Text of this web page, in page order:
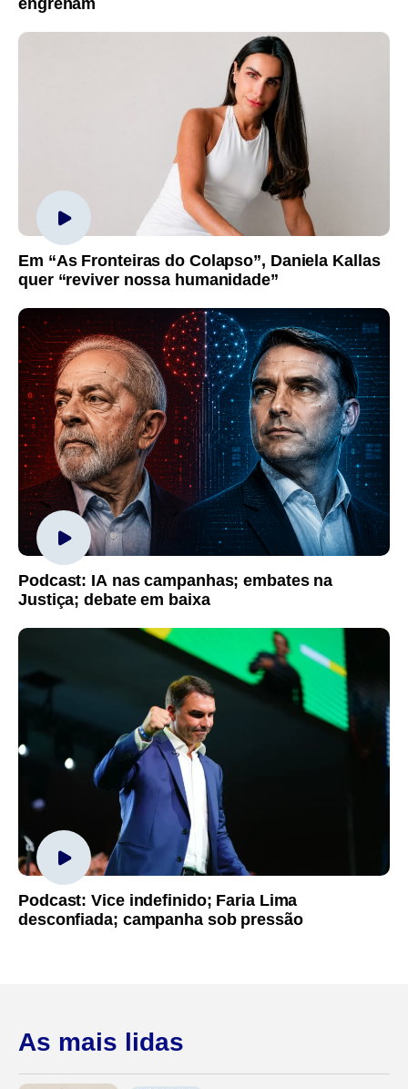
engrenam
Em “As Fronteiras do Colapso”, Daniela Kallas
quer “reviver nossa humanidade”
Podcast: IA nas campanhas; embates na
Justiça; debate em baixa
Podcast: Vice indefinido; Faria Lima
desconfiada; campanha sob pressão
As mais lidas